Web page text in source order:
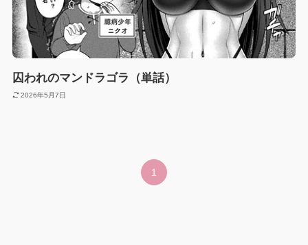
囚われのマンドラゴラ（単話）
2026年5月7日
1